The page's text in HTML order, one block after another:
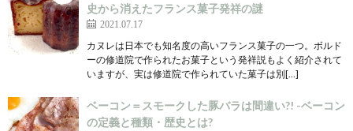
史から消えたフランス菓子発祥の謎
2021.07.17
カヌレは日本でも知名度の高いフランス菓子の一つ。ボルド
ーの修道院で作られたお菓子という発祥説もよく紹介されて
いますが、実は修道院で作られていた菓子は別[…]
ベーコン＝スモークした豚バラは間違い?! -ベーコン
の定義と種類・歴史とは?